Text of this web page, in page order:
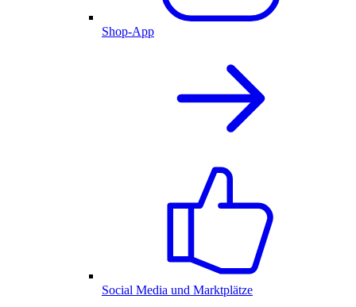
Shop-App
Social Media und Marktplätze